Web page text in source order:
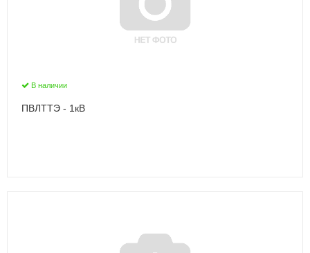
В наличии
ПВЛТТЭ - 1кВ